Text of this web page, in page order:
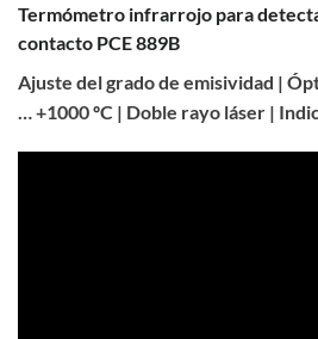
Termómetro infrarrojo para
contacto PCE 889B
Ajuste del grado de emisividad |
… +1000 ºC | Doble rayo láser |